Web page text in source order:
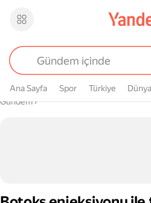
Ana Sayfa Spor Türkiye Dünya
Buradasın
Gündem›